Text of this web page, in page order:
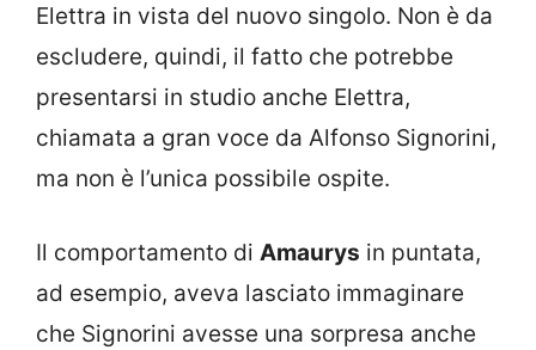
Elettra in vista del nuovo singolo. Non è da
escludere, quindi, il fatto che potrebbe
presentarsi in studio anche Elettra,
chiamata a gran voce da Alfonso Signorini,
ma non è l’unica possibile ospite.
Il comportamento di Amaurys in puntata,
ad esempio, aveva lasciato immaginare
che Signorini avesse una sorpresa anche